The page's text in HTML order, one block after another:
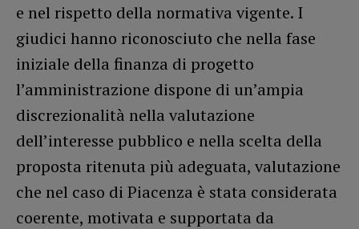
e nel rispetto della normativa vigente. I
giudici hanno riconosciuto che nella fase
iniziale della finanza di progetto
l’amministrazione dispone di un’ampia
discrezionalità nella valutazione
dell’interesse pubblico e nella scelta della
proposta ritenuta più adeguata, valutazione
che nel caso di Piacenza è stata considerata
coerente, motivata e supportata da